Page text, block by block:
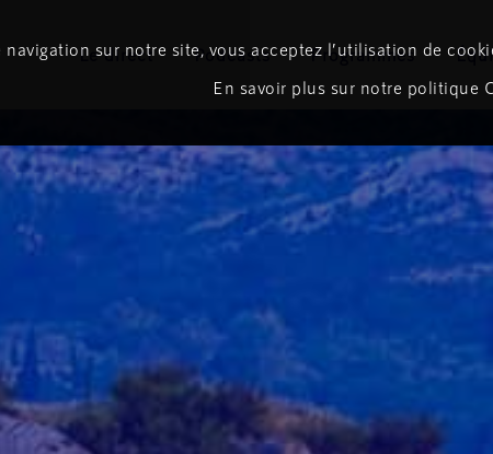
Le direct Podcasts Programmes
navigation sur notre site, vous acceptez l’utilisation de
En savoir plus sur notre politique